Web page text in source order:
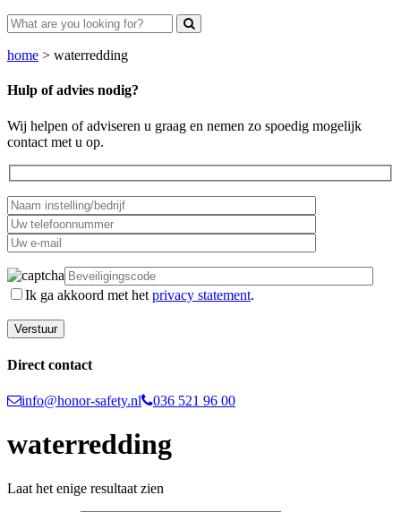
home > waterredding
Hulp of advies nodig?
Wij helpen of adviseren u graag en nemen zo spoedig mogelijk
contact met u op.
Ik ga akkoord met het privacy statement.
Direct contact
info@honor-safety.nl 036 521 96 00
waterredding
Laat het enige resultaat zien